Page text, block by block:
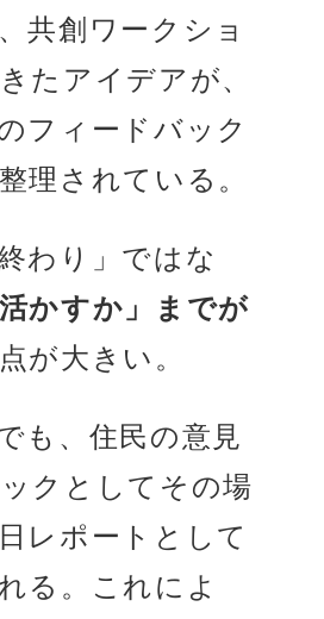
共創ワークショ
たアイデアが、
フィードバック
理されている。
わり」ではな
活かすか」までが
点が大きい。
も、住民の意見
クとしてその場
レポートとして
る。これによ